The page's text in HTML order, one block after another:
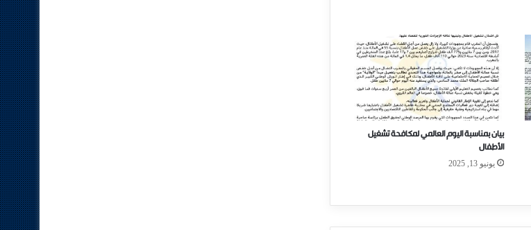
بيان بمناسبة اليوم العالمي لمكافحة تشغيل
الأطفال
يونيو 13, 2025